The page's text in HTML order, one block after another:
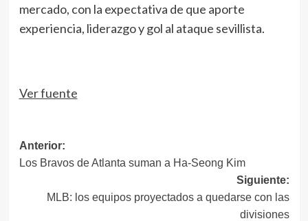
mercado, con la expectativa de que aporte
experiencia, liderazgo y gol al ataque sevillista.
Ver fuente
Navegación
de
entradas
Anterior:
Los Bravos de Atlanta suman a Ha-Seong Kim
Siguiente:
MLB: los equipos proyectados a quedarse con las
divisiones